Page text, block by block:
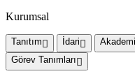
Kurumsal
Tanıtım İdari
Görev Tanımları